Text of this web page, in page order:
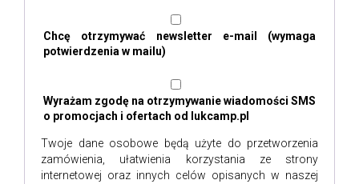
Chcę otrzymywać newsletter e-mail (wymaga
potwierdzenia w mailu)
Wyrażam zgodę na otrzymywanie wiadomości SMS
o promocjach i ofertach od lukcamp.pl
Twoje dane osobowe będą użyte do przetworzenia
zamówienia, ułatwienia korzystania ze strony
internetowej oraz innych celów opisanych w naszej